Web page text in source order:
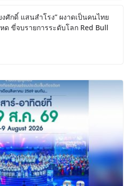
งศักดิ์ แสนสำโรง” ผงาดเป็นคนไทย
ขี่จบรายการระดับโลก Red Bull